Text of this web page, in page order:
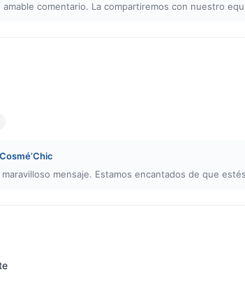
amable comentario. La compartiremos con nuestro
mensaje. Estamos encantados de que